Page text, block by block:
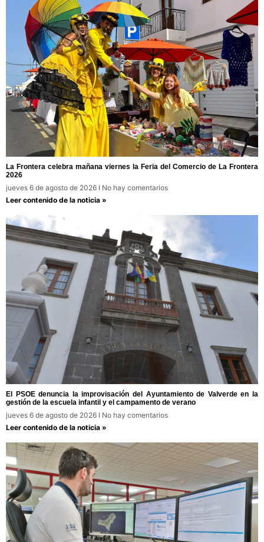
La Frontera celebra mañana viernes la Feria del Comercio de La Frontera
2026
jueves 6 de agosto de 2026
No hay comentarios
Leer contenido de la noticia »
El PSOE denuncia la improvisación del Ayuntamiento de Valverde en la
gestión de la escuela infantil y el campamento de verano
jueves 6 de agosto de 2026
No hay comentarios
Leer contenido de la noticia »